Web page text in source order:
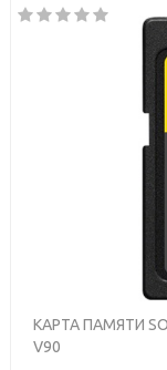
КАРТА ПАМЯТИ
V90